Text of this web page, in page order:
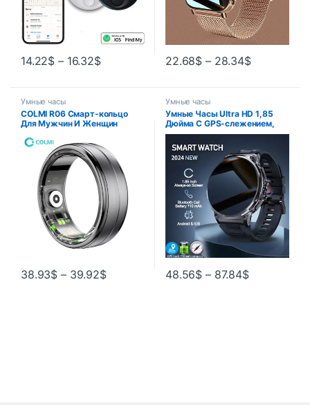
14.22$ – 16.32$ 22.68$ – 28.34$
Умные часы
COLMI R06 Смарт-кольцо
Для Мужчин И Женщин
Мультиспортивный Режим
Монитор Сердечного Ритма
И Кислород…
38.93$ – 39.92$
Умные часы
Умные Часы Ultra HD 1,85
Дюйма С GPS-слежением,
Bluetooth-звонки,
Аккумулятор 710 мАч
48.56$ – 87.84$